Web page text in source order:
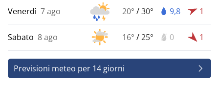
Venerdì 7 ago 20° /30° 9,8 1
Sabato 8 ago 16° /25° 0 1
Previsioni meteo per 14 giorni